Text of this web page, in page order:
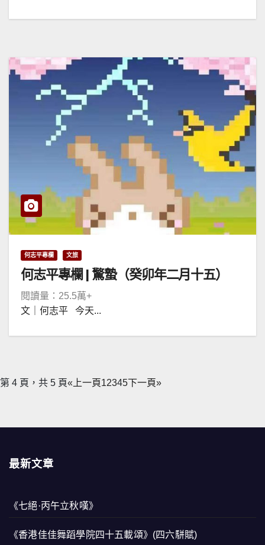
何志平專欄 文旅
何志平專欄 | 驚蟄（癸卯年二月十五）
閱讀量：25.5萬+
文｜何志平 今天...
第 4 頁，共 5 頁«上一頁12345下一頁»
最新文章
《七絕·丙午立秋嘆》
《香港佳佳舞蹈學院四十五載頌》(四六駢賦)